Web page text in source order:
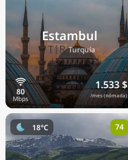
Estambul
🇹🇷Turquía
1.533 $
/mes (nómada)
18°C 74